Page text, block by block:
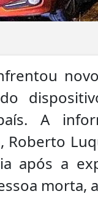
A
Roberto
após a
morta,